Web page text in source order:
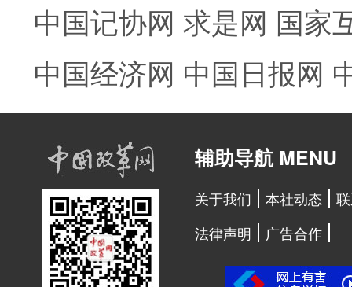
中国记协网 求是网 国家
中国经济网 中国日报网
辅助导航 MENU
关于我们 本社动态
法律声明
广告合作